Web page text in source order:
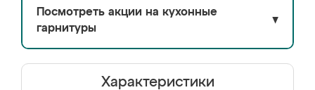
Посмотреть акции на кухонные
гарнитуры
▼
Характеристики